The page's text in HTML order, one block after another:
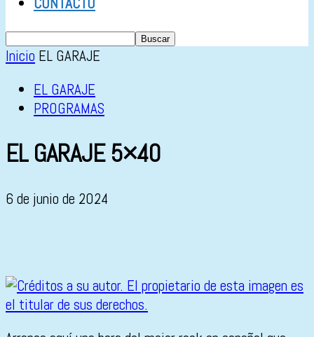
Inicio EL GARAJE
EL GARAJE
PROGRAMAS
EL GARAJE 5×40
6 de junio de 2024